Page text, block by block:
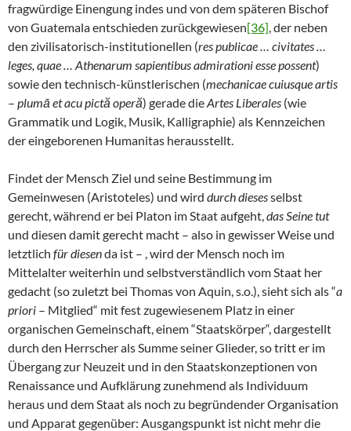
fragwürdige Einengung indes und von dem späteren Bischof
von Guatemala entschieden zurückgewiesen[36], der neben
den zivilisatorisch-institutionellen (res publicae … civitates …
leges, quae … Athenarum sapientibus admirationi esse possent)
sowie den technisch-künstlerischen (mechanicae cuiusque artis
– plumā et acu pictă operă) gerade dieArtes Liberales (wie
Grammatik und Logik, Musik, Kalligraphie) als Kennzeichen
der eingeborenen Humanitas herausstellt.
Findet der Mensch Ziel und seine Bestimmung im
Gemeinwesen (Aristoteles) und wird durch diesesselbst
gerecht, während er bei Platon im Staat aufgeht,das Seine tut
und diesen damit gerecht macht – also in gewisser Weise und
letztlich für diesenda ist – , wird der Mensch noch im
Mittelalter weiterhin und selbstverständlich vom Staat her
gedacht (so zuletzt bei Thomas von Aquin, s.o.), sieht sich als “a
priori – Mitglied“ mit fest zugewiesenem Platz in einer
organischen Gemeinschaft, einem “Staatskörper“, dargestellt
durch den Herrscher als Summe seiner Glieder, so tritt er im
Übergang zur Neuzeit und in den Staatskonzeptionen von
Renaissance und Aufklärung zunehmend als Individuum
heraus und dem Staat als noch zu begründender Organisation
und Apparat gegenüber: Ausgangspunkt ist nicht mehr die